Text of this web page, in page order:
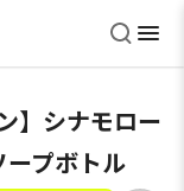
】シナモロー
プボトル